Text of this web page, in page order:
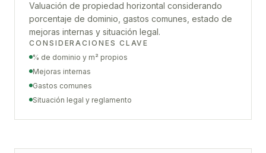
Valuación de propiedad horizontal considerando
porcentaje de dominio, gastos comunes, estado de
mejoras internas y situación legal.
CONSIDERACIONES CLAVE
% de dominio y m² propios
Mejoras internas
Gastos comunes
Situación legal y reglamento